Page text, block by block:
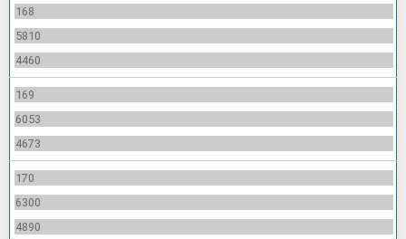
168
5810
4460
169
6053
4673
170
6300
4890